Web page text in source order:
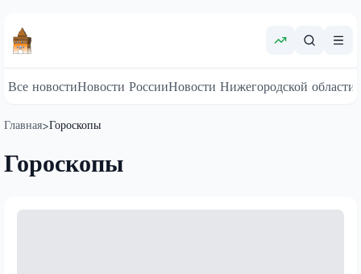
Все новостиНовости РоссииНовости Нижегородской области
Главная>Гороскопы
Гороскопы